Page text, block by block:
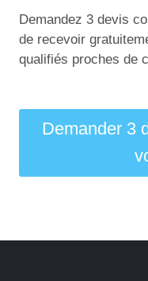
Demandez 3 devis
de recevoir
qualifiés proches de
Demander 3